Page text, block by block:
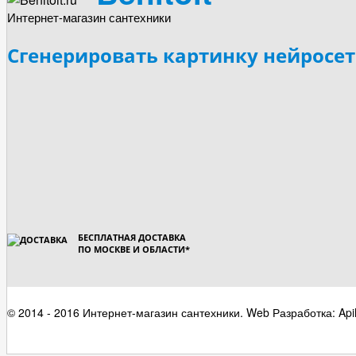
Интернет-магазин сантехники
Сгенерировать картинку
БЕСПЛАТНАЯ ДОСТАВКА
ПО МОСКВЕ И ОБЛАСТИ*
© 2014 - 2016 Интернет-магазин сантехники. Web Разработка: